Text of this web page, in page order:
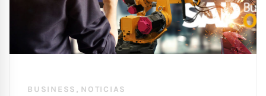
BUSINESS , NOTICIAS